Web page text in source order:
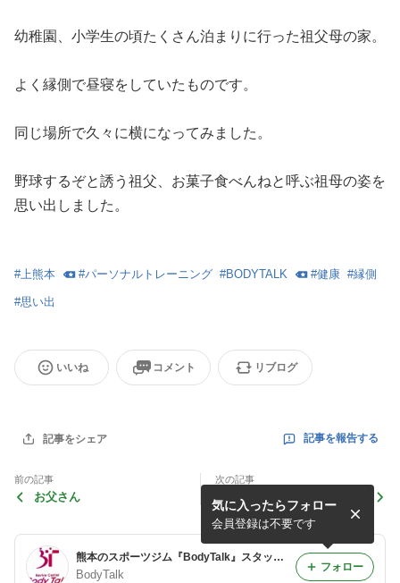
幼稚園、小学生の頃たくさん泊まりに行った祖父母の家。
よく縁側で昼寝をしていたものです。
同じ場所で久々に横になってみました。
野球するぞと誘う祖父、お菓子食べんねと呼ぶ祖母の姿を
思い出しました。
#上熊本 #パーソナルトレーニング #BODYTALK #健康 #縁側
#思い出
いいね コメント リブログ
記事をシェア 記事を報告する
前の記事
お父さん
次の記事
見たくないけど見えちゃう
熊本のスポーツジム『BodyTalk』スタッフブログ
BodyTalk
気に入ったらフォロー
会員登録は不要です
フォロー